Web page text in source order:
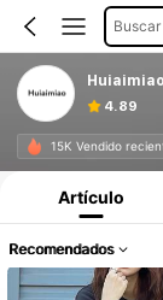
Huiaimiao
4.89
15K Vendido
Artículo
Recomendados